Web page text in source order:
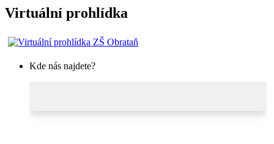
Virtuální prohlídka
Kde nás najdete?